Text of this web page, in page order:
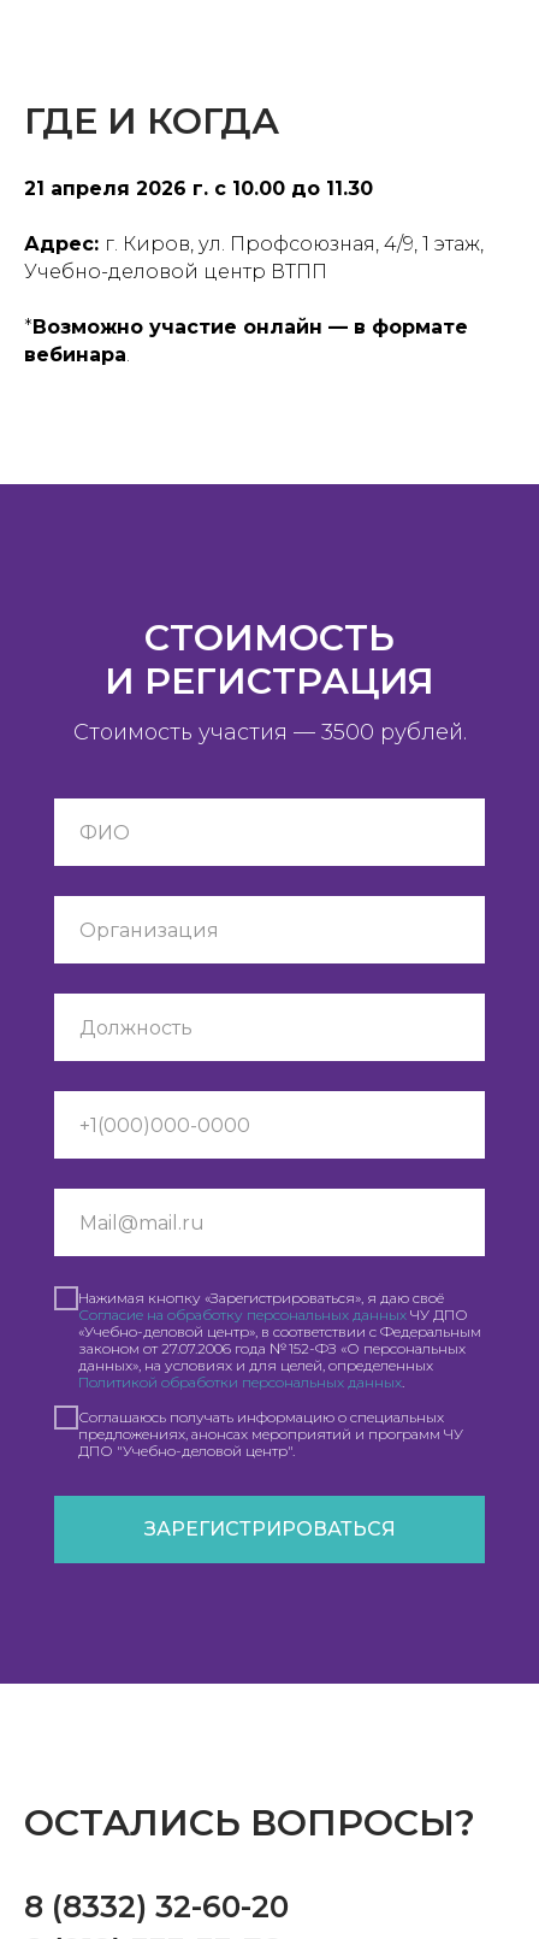
ГДЕ И КОГДА
21 апреля 2026 г. с 10.00 до 11.30
Адрес: г. Киров, ул. Профсоюзная, 4/9, 1 этаж,
Учебно-деловой центр ВТПП
* Возможно участие онлайн — в формате
вебинара.
СТОИМОСТЬ
И РЕГИСТРАЦИЯ
Стоимость участия — 3500 рублей.
Нажимая кнопку «Зарегистрироваться», я даю своё
Согласие на обработку персональных данных ЧУ ДПО
«Учебно-деловой центр», в соответствии с Федеральным
законом от 27.07.2006 года № 152-ФЗ «О персональных
данных», на условиях и для целей, определенных
Политикой обработки персональных данных.
Соглашаюсь получать информацию о специальных
предложениях, анонсах мероприятий и программ ЧУ
ДПО "Учебно-деловой центр".
ЗАРЕГИСТРИРОВАТЬСЯ
ОСТАЛИСЬ ВОПРОСЫ?
8 (8332) 32-60-20